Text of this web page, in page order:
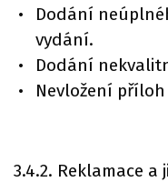
Dodání
vydání.
Dodání
Nevložení
3.4.2. Reklamace